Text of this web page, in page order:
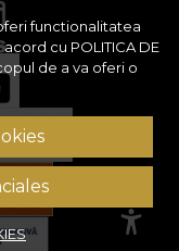
functionalitatea
acord cu POLITICA DE
de a va oferi o